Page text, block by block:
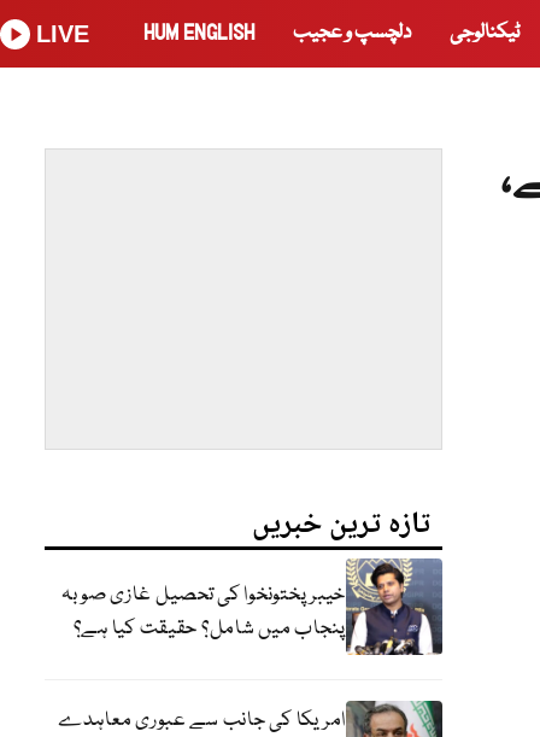
ٹیکنالوجی دلچسپ و عجیب HUM ENGLISH
LIVE
تازہ ترین خبریں
خیبر پختونخوا کی تحصیل غازی صوبہ
پنجاب میں شامل؟ حقیقت کیا ہے؟
امریکا کی جانب سے عبوری معاہدے